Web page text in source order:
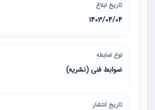
تاریخ ابلاغ
1403/04/04
نوع ضابطه
ضوابط فنی (نشریه)
تاریخ انتشار